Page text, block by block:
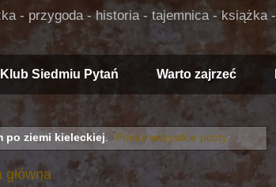
- przygoda - historia - tajemnica -
Klub Siedmiu Pytań Warto zajrzeć
po ziemi kieleckiej. Pokaż wszystkie posty
główna